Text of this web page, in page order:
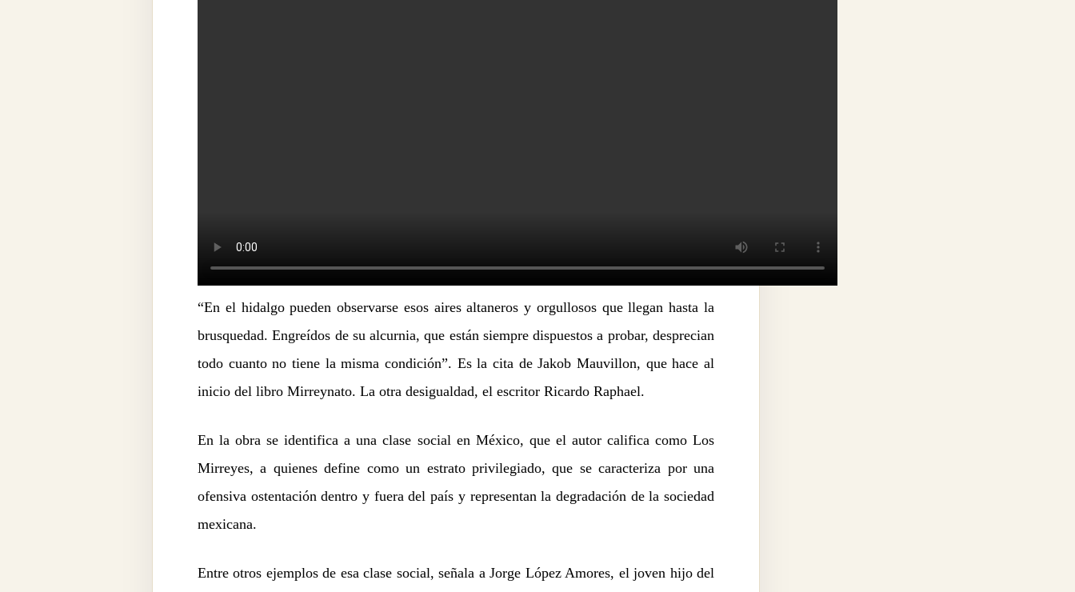
“En el hidalgo pueden observarse esos aires altaneros y orgullosos que llegan hasta la
brusquedad. Engreídos de su alcurnia, que están siempre dispuestos a probar, desprecian
todo cuanto no tiene la misma condición”. Es la cita de Jakob Mauvillon, que hace al
inicio del libro Mirreynato. La otra desigualdad, el escritor Ricardo Raphael.
En la obra se identifica a una clase social en México, que el autor califica como Los
Mirreyes, a quienes define como un estrato privilegiado, que se caracteriza por una
ofensiva ostentación dentro y fuera del país y representan la degradación de la sociedad
mexicana.
Entre otros ejemplos de esa clase social, señala a Jorge López Amores, el joven hijo del